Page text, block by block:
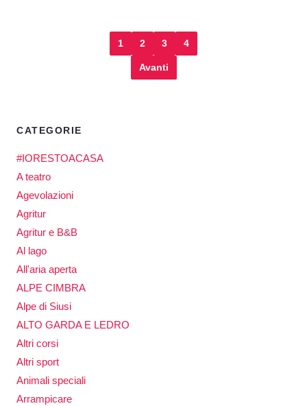
1 2 3 4
Avanti
CATEGORIE
#IORESTOACASA
A teatro
Agevolazioni
Agritur
Agritur e B&B
Al lago
All'aria aperta
ALPE CIMBRA
Alpe di Siusi
ALTO GARDA E LEDRO
Altri corsi
Altri sport
Animali speciali
Arrampicare